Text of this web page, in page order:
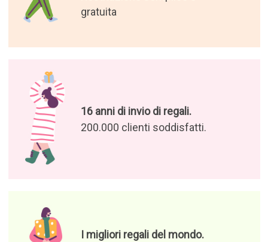
gratuita
16 anni di invio di regali.
200.000 clienti soddisfatti.
I migliori regali del mondo.